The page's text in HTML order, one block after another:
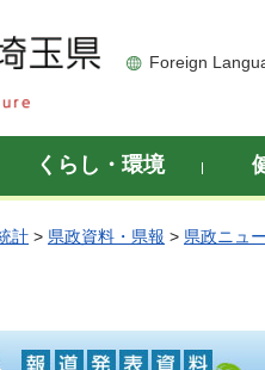
Foreign
くらし・環境
計 > 県政資料・県報 > 県政ニュ